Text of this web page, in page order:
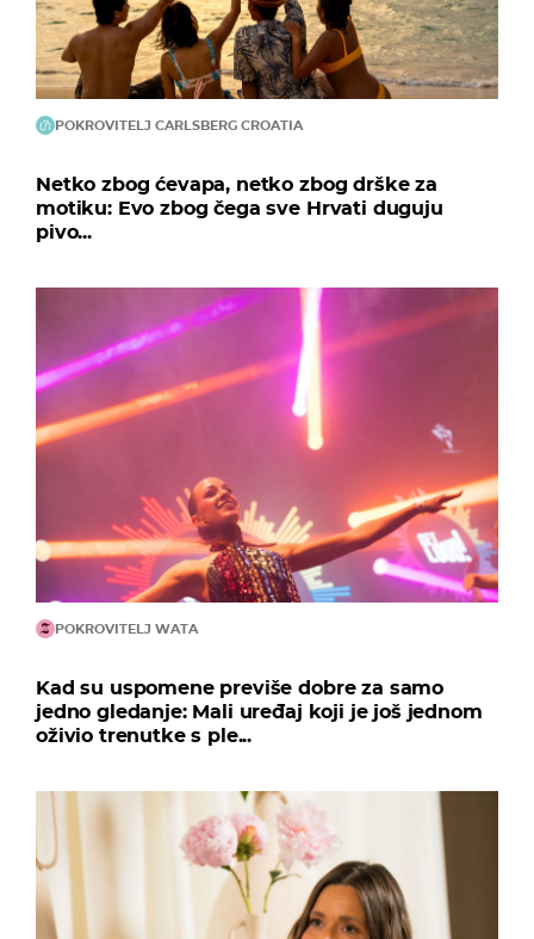
POKROVITELJ CARLSBERG CROATIA
Netko zbog ćevapa, netko zbog drške za
motiku: Evo zbog čega sve Hrvati duguju
pivo...
POKROVITELJ WATA
Kad su uspomene previše dobre za samo
jedno gledanje: Mali uređaj koji je još jednom
oživio trenutke s ple...